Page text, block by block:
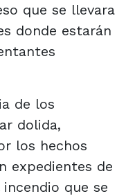
que se llevara
donde estarán
de los
dolida,
los hechos
expedientes de
que se